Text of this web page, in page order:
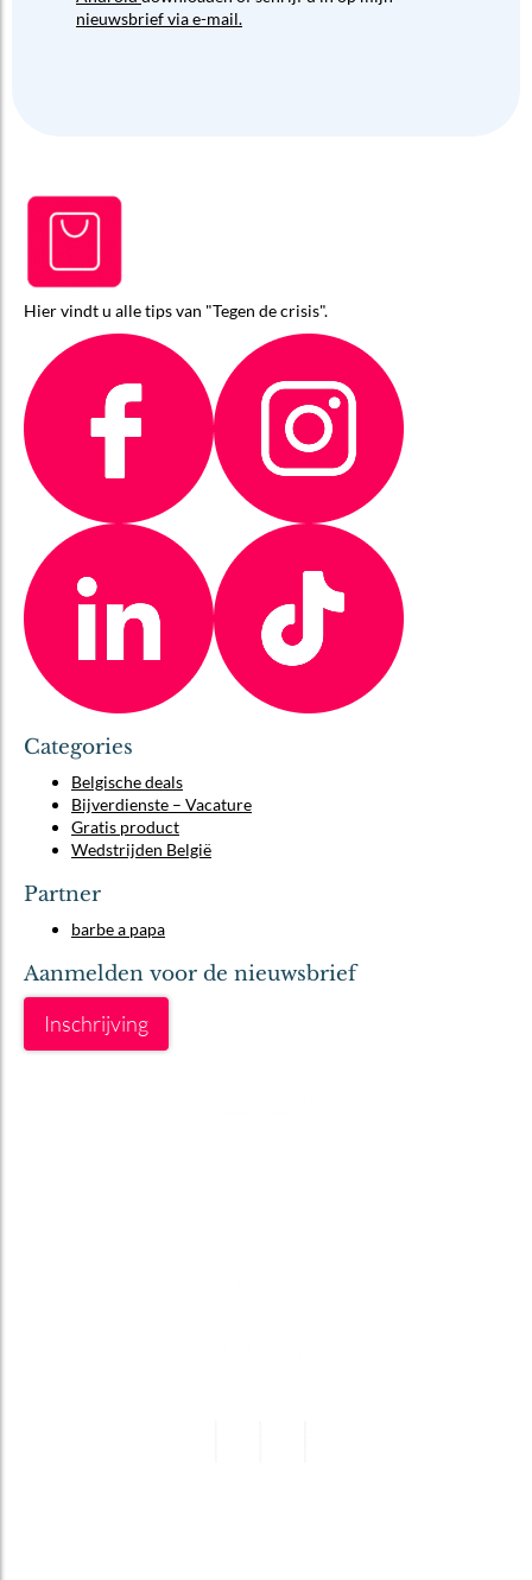
nieuwsbrief via e-mail.
Hier vindt u alle tips van "Tegen de crisis".
Categories
Belgische deals
Bijverdienste – Vacature
Gratis product
Wedstrijden België
Partner
barbe a papa
Aanmelden voor de nieuwsbrief
Inschrijving